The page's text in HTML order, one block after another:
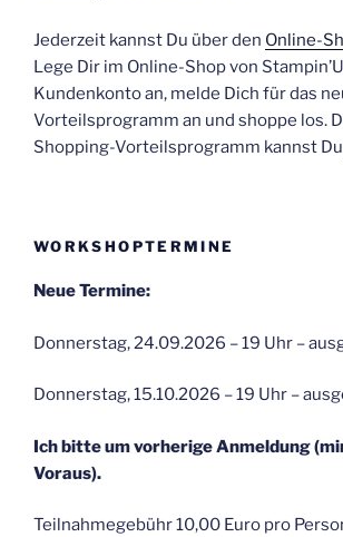
Jederzeit kannst Du über den Online-
Lege Dir im Online-Shop von
Kundenkonto an, melde Dich für das
Vorteilsprogramm an und shoppe los.
Shopping-Vorteilsprogramm kannst Du
WORKSHOPTERMINE
Neue Termine:
Donnerstag, 24.09.2026 – 19 Uhr –
Donnerstag, 15.10.2026 – 19 Uhr –
Ich bitte um vorherige Anmeldung
Voraus).
Teilnahmegebühr 10,00 Euro pro